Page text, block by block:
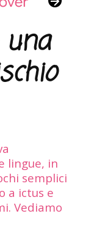
lingue, in
semplici
a ictus e
Vediamo